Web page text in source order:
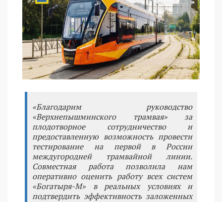
«Благодарим руководство
«Верхнепышминского трамвая» за
плодотворное сотрудничество и
предоставленную возможность провести
тестирование на первой в России
междугородней трамвайной линии.
Совместная работа позволила нам
оперативно оценить работу всех систем
«Богатыря-М» в реальных условиях и
подтвердить эффективность заложенных